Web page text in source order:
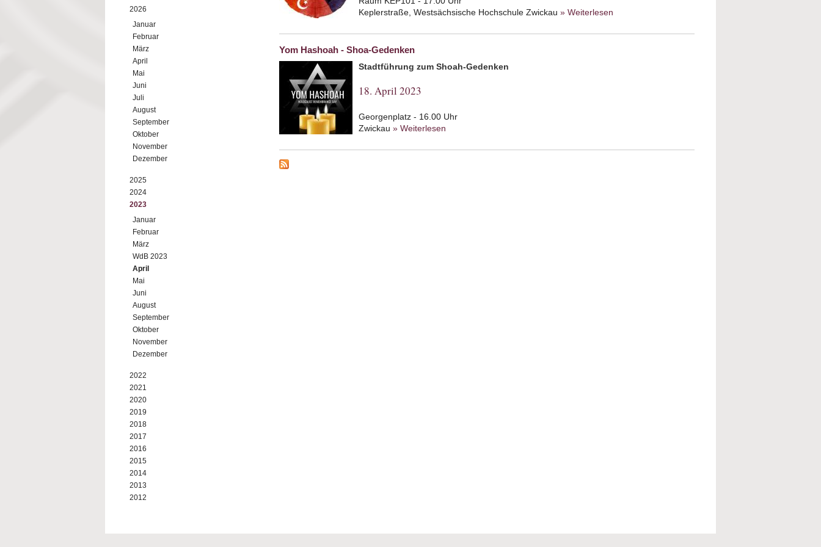
2026
Januar
Februar
März
April
Mai
Juni
Juli
August
September
Oktober
November
Dezember
2025
2024
2023
Januar
Februar
März
WdB 2023
April
Mai
Juni
August
September
Oktober
November
Dezember
2022
2021
2020
2019
2018
2017
2016
2015
2014
2013
2012
Keplerstraße, Westsächsische Hochschule Zwickau » Weiterlesen
Judentum, Christentum,
Yom Hashoah - Shoa-Gedenken
Stadtführung zum Shoah-Gedenken
18. April 2023
Georgenplatz - 16.00 Uhr
Zwickau » Weiterlesen